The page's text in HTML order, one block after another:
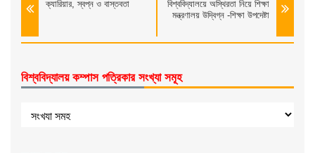
ক্যারিয়ার, স্বপ্ন ও বাস্তবতা
বিশ্ববিদ্যালয়ে অস্থিরতা নিয়ে শিক্ষা
মন্ত্রণালয় উদ্বিগ্ন -শিক্ষা উপদেষ্টা
বিশ্ববিদ্যালয় কম্পাস পত্রিকার সংখ্যা সমূহ